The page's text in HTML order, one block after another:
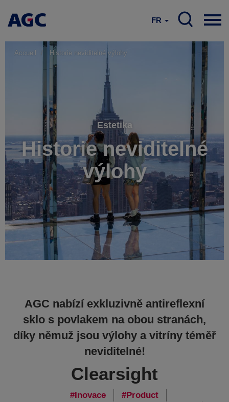
FR
Accueil Historie neviditelné výlohy
Estetika
Historie neviditelné
výlohy
AGC nabízí exkluzivně antireflexní
sklo s povlakem na obou stranách,
díky němuž jsou výlohy a vitríny téměř
neviditelné!
Clearsight
Inovace
Product